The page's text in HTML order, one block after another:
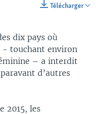
Télécharger
dix pays où
- touchant environ
– a interdit
d’autres
2015, les